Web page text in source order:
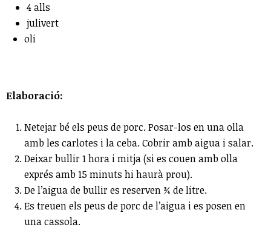
4 alls
julivert
oli
Elaboració:
Netejar bé els peus de porc. Posar-los en una olla
amb les carlotes i la ceba. Cobrir amb aigua i salar.
Deixar bullir 1 hora i mitja (si es couen amb olla
exprés amb 15 minuts hi haurà prou).
De l’aigua de bullir es reserven ¾ de litre.
Es treuen els peus de porc de l’aigua i es posen en
una cassola.